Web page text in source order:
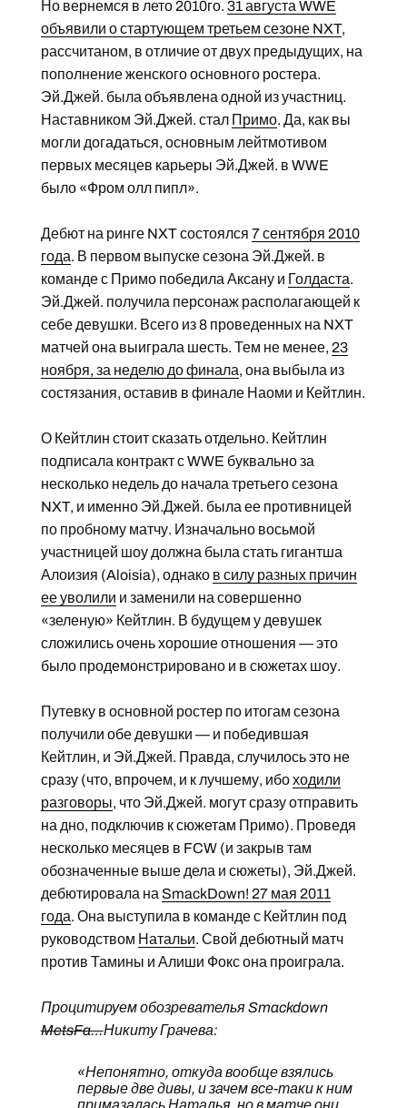
Но вернемся в лето 2010го. 31 августа WWE
объявили о стартующем третьем сезоне NXT,
рассчитаном, в отличие от двух предыдущих, на
пополнение женского основного ростера.
Эй.Джей. была объявлена одной из участниц.
Наставником Эй.Джей. стал Примо. Да, как вы
могли догадаться, основным лейтмотивом
первых месяцев карьеры Эй.Джей. в WWE
было «Фром олл пипл».
Дебют на ринге NXT состоялся 7 сентября 2010
года. В первом выпуске сезона Эй.Джей. в
команде с Примо победила Аксану и Голдаста.
Эй.Джей. получила персонаж располагающей к
себе девушки. Всего из 8 проведенных на NXT
матчей она выиграла шесть. Тем не менее, 23
ноября, за неделю до финала, она выбыла из
состязания, оставив в финале Наоми и Кейтлин.
О Кейтлин стоит сказать отдельно. Кейтлин
подписала контракт с WWE буквально за
несколько недель до начала третьего сезона
NXT, и именно Эй.Джей. была ее противницей
по пробному матчу. Изначально восьмой
участницей шоу должна была стать гигантша
Алоизия (Aloisia), однако в силу разных причин
ее уволили и заменили на совершенно
«зеленую» Кейтлин. В будущем у девушек
сложились очень хорошие отношения — это
было продемонстрировано и в сюжетах шоу.
Путевку в основной ростер по итогам сезона
получили обе девушки — и победившая
Кейтлин, и Эй.Джей. Правда, случилось это не
сразу (что, впрочем, и к лучшему, ибоходили
разговоры, что Эй.Джей. могут сразу отправить
на дно, подключив к сюжетам Примо). Проведя
несколько месяцев в FCW (и закрыв там
обозначенные выше дела и сюжеты), Эй.Джей.
дебютировала на SmackDown! 27 мая 2011
года. Она выступила в команде с Кейтлин под
руководством Натальи. Свой дебютный матч
против Тамины и Алиши Фокс она проиграла.
Процитируем обозревателья Smackdown
MetsFa…Никиту Грачева:
«Непонятно, откуда вообще взялись
первые две дивы, и зачем все-таки к ним
примазалась Наталья, но в матче они